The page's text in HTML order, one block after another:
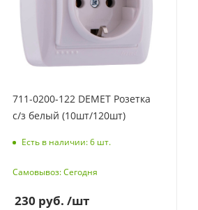
711-0200-122 DEMET Розетка
с/з белый (10шт/120шт)
Есть в наличии: 6 шт.
Самовывоз: Сегодня
230 руб. /шт